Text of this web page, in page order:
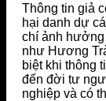
Thông tin giả
hại danh dự
chí ảnh
như Hương
biệt khi thông
đến đời tư
nghiệp và có